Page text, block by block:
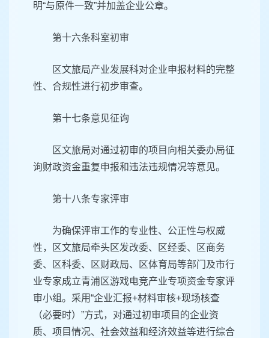
明“与原件一致”并加盖企业公章。
第十六条科室初审
区文旅局产业发展科对企业申报材料的完整
性、合规性进行初步审查。
第十七条意见征询
区文旅局对通过初审的项目向相关委办局征
询财政资金重复申报和违法违规情况等意见。
第十八条专家评审
为确保评审工作的专业性、公正性与权威
性，区文旅局牵头区发改委、区经委、区商务
委、区科委、区财政局、区体育局等部门及市行
业专家成立青浦区游戏电竞产业专项资金专家评
审小组。采用“企业汇报+材料审核+现场核查
（必要时）”方式，对通过初审项目的企业资
质、项目情况、社会效益和经济效益等进行综合